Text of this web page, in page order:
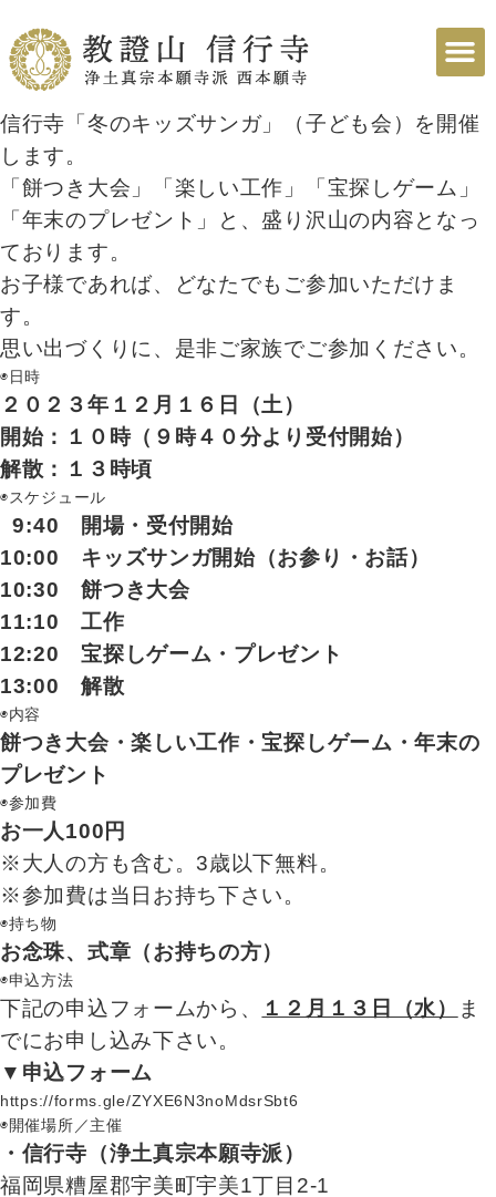
信行寺「冬のキッズサンガ」（子ども会）を開催
します。
「餅つき大会」「楽しい工作」「宝探しゲーム」
「年末のプレゼント」と、盛り沢山の内容となっ
ております。
お子様であれば、どなたでもご参加いただけま
す。
思い出づくりに、是非ご家族でご参加ください。
◉日時
２０２３年１２月１６日（土）
開始：１０時（９時４０分より受付開始）
解散：１３時頃
◉スケジュール
9:40 開場・受付開始
10:00 キッズサンガ開始（お参り・お話）
10:30 餅つき大会
11:10 工作
12:20 宝探しゲーム・プレゼント
13:00 解散
◉内容
餅つき大会・楽しい工作・宝探しゲーム・年末の
プレゼント
◉参加費
お一人100円
※大人の方も含む。3歳以下無料。
※参加費は当日お持ち下さい。
◉持ち物
お念珠、式章（お持ちの方）
◉申込方法
下記の申込フォームから、 １２月１３日（水）
ま
でにお申し込み下さい。
▼申込フォーム
https://forms.gle/ZYXE6N3noMdsrSbt6
◉開催場所／主催
・信行寺（浄土真宗本願寺派）
福岡県糟屋郡宇美町宇美1丁目2-1